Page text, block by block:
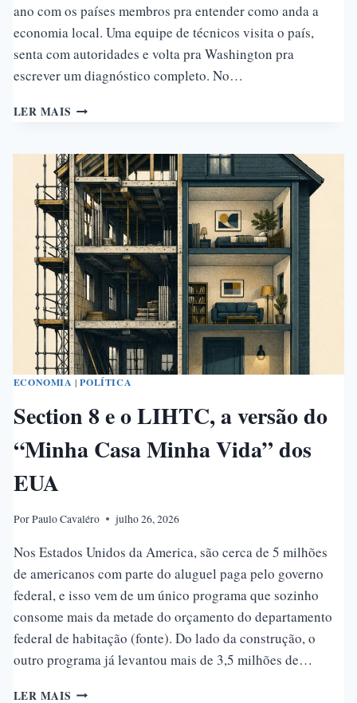
ano com os países membros pra entender como anda a
economia local. Uma equipe de técnicos visita o país,
senta com autoridades e volta pra Washington pra
escrever um diagnóstico completo. No…
LER MAIS O
FMI
SOBRE
A
DÍVIDA
TRILIONÁRIA
BRASILEIRA
ECONOMIA |POLÍTICA
Section 8 e o LIHTC, a versão do
“Minha Casa Minha Vida” dos
EUA
PorPaulo Cavaléro julho 26, 2026
Nos Estados Unidos da America, são cerca de 5 milhões
de americanos com parte do aluguel paga pelo governo
federal, e isso vem de um único programa que sozinho
consome mais da metade do orçamento do departamento
federal de habitação (fonte). Do lado da construção, o
outro programa já levantou mais de 3,5 milhões de…
LER MAIS SECTION